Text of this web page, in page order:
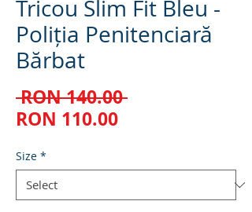
Tricou Slim Fit Bleu -
Poliția Penitenciară
Bărbat
RON 140.00 Regular
RON 110.00Sale
Size *